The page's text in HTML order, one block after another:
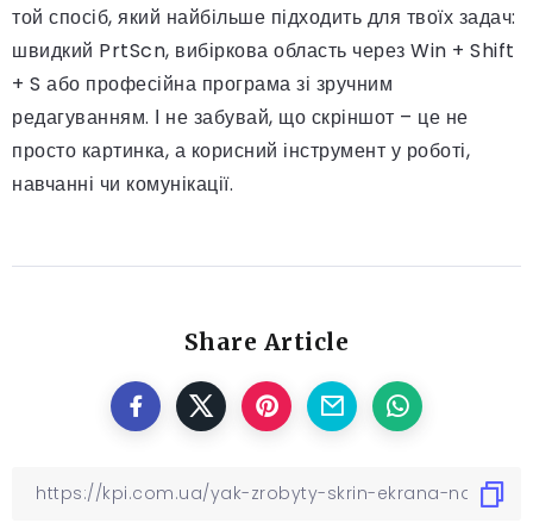
той спосіб, який найбільше підходить для твоїх задач:
швидкий PrtScn, вибіркова область через Win + Shift
+ S або професійна програма зі зручним
редагуванням. І не забувай, що скріншот – це не
просто картинка, а корисний інструмент у роботі,
навчанні чи комунікації.
Share Article